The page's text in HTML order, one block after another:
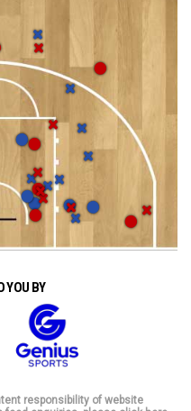
YOU BY
responsibility of website